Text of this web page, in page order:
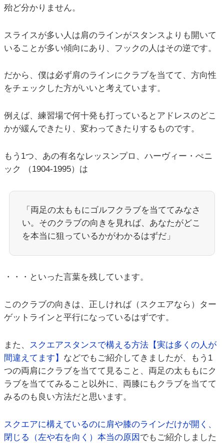
殆ど分かりません。
スライスが多い人は肩のラインがスタンスよりも開いて
いることが多い傾向にあり、フックの人はその逆です。
だから、僕は必ず肩のラインにクラブを当てて、方向性
をチェックした方がいいと考えています。
例えば、練習場で何十発も打っているとアドレスのどこ
かが緩んできたり、変わってきたりするものです。
もう1つ、あの有名なレッスンプロ、ハーヴィー・ぺニ
ック （1904-1995）は
「両足の太ももにゴルフクラブを当ててみなさ
い。そのクラブの向きを見れば、あなたがどこ
を本当に狙っているかがわかるはずだ」
・・・といった言葉を残しています。
このクラブの向きは、正しければ（スクエアなら）ター
ゲットラインと平行になっているはずです。
また、 スクエアスタンスで構える方法【実は多くの人が
間違えてます】 などでもご紹介してきましたが、もう1
つの両肩にクラブを当てて見ること、両足の太ももにク
ラブを当ててみること以外に、両膝にもクラブを当てて
みるのも良い方法だと思います。
スクエアに構えているのに肩や膝のラインだけが開く、
閉じる（左や右を向く）本当の原因 でもご紹介しました